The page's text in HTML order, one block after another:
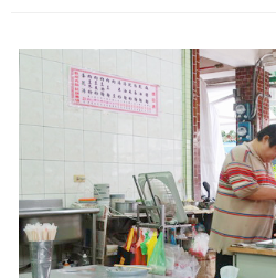
日記簿
享樂隨手拍
照相簿